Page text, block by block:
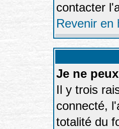
contacter
Revenir en
Je ne
Il y trois
connecté,
totalité du